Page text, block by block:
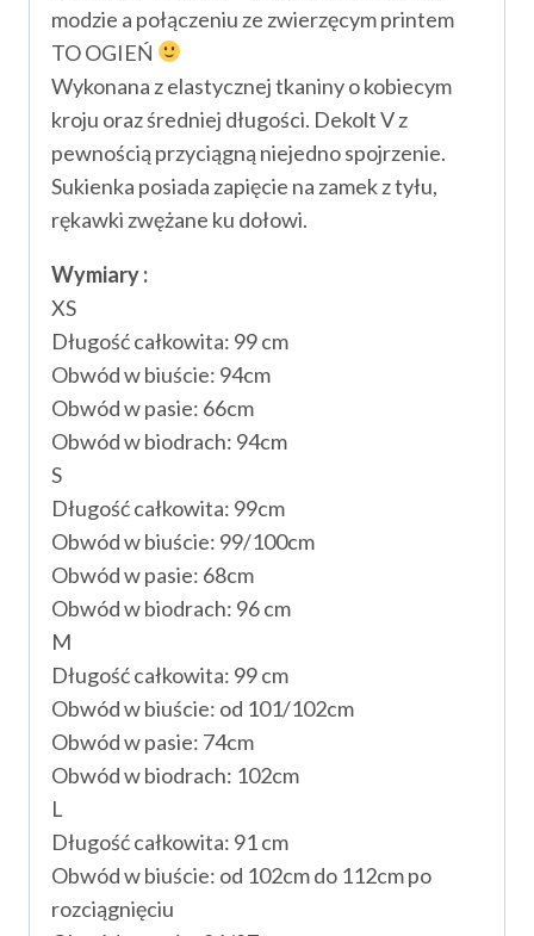
modzie a połączeniu ze zwierzęcym printem
TO OGIEŃ
Wykonana z elastycznej tkaniny o kobiecym
kroju oraz średniej długości. Dekolt V z
pewnością przyciągną niejedno spojrzenie.
Sukienka posiada zapięcie na zamek z tyłu,
rękawki zwężane ku dołowi.
Wymiary :
XS
Długość całkowita: 99 cm
Obwód w biuście: 94cm
Obwód w pasie: 66cm
Obwód w biodrach: 94cm
S
Długość całkowita: 99cm
Obwód w biuście: 99/100cm
Obwód w pasie: 68cm
Obwód w biodrach: 96 cm
M
Długość całkowita: 99 cm
Obwód w biuście: od 101/102cm
Obwód w pasie: 74cm
Obwód w biodrach: 102cm
L
Długość całkowita: 91 cm
Obwód w biuście: od 102cm do 112cm po
rozciągnięciu